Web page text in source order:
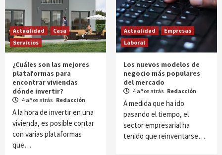
Actualidad
Casa
Servicios
¿Cuáles son las mejores
plataformas para
encontrar viviendas
dónde invertir?
4 años atrás Redacción
A la hora de invertir en una
vivienda, es posible contar
con varias plataformas
que…
Actualidad
Empresas
Laboral
Los nuevos modelos de
negocio más populares
del mercado
4 años atrás Redacción
A medida que ha ido
pasando el tiempo, el
sector empresarial ha
tenido que reinventarse…